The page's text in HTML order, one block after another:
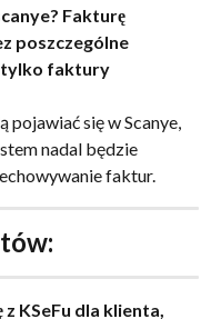
Fakturę
poszczególne
tylko faktury
pojawiać się w Scanye,
nadal będzie
faktur.
KSeFu dla klienta,